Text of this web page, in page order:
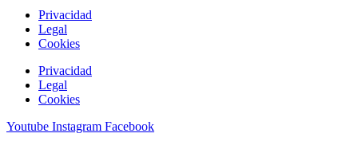
Privacidad
Legal
Cookies
Privacidad
Legal
Cookies
Youtube Instagram Facebook